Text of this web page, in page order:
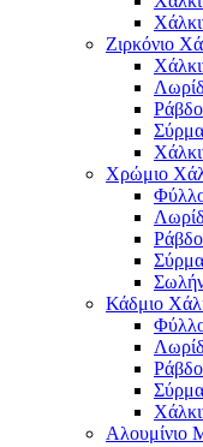
Ζιρκόνιο
Χρώμιο
Κάδμιο
Αλουμίνιο